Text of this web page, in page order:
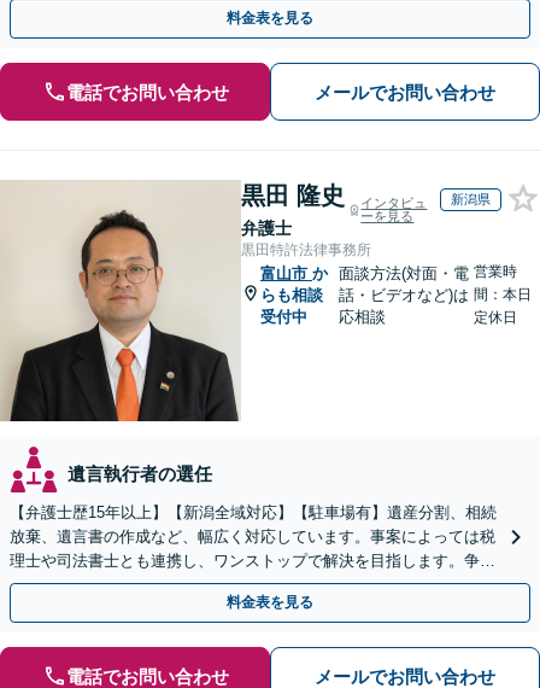
料金表を見る
電話でお問い合わせ メールでお問い合わせ
黒田 隆史
弁護士
インタビュ
ーを見る
新潟県
黒田特許法律事務所
富山市 か
らも相談
受付中
面談方法(対面・電
話・ビデオなど)は
応相談
営業時
間：本日
定休日
遺言執行者の選任
【弁護士歴15年以上】【新潟全域対応】【駐車場有】遺産分割、相続
放棄、遺言書の作成など、幅広く対応しています。事案によっては税
理士や司法書士とも連携し、ワンストップで解決を目指します。争い
を防ぐためにもぜひご相談ください。【分割払い可】
料金表を見る
電話でお問い合わせ メールでお問い合わせ